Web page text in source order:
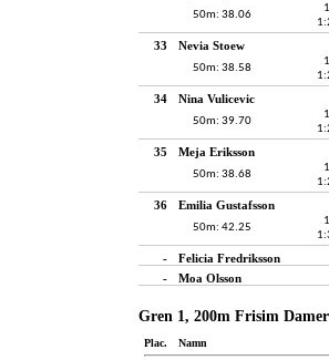
50m: 38.06
33 Nevia Stoew
50m: 38.58
34 Nina Vulicevic
50m: 39.70
35 Meja Eriksson
50m: 38.68
36 Emilia Gustafsson
50m: 42.25
- Felicia Fredriksson
-
Moa Olsson
Gren 1, 200m Frisim
Plac. Namn